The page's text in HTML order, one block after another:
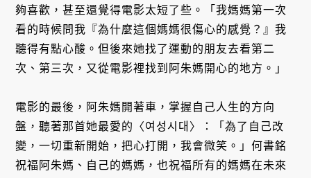
夠喜歡，甚至還覺得電影太短了些。「我媽媽第一次
看的時候問我『為什麼這個媽媽很傷心的感覺？』我
聽得有點心酸。但後來她找了運動的朋友去看第二
次、第三次，又從電影裡找到阿朱媽開心的地方。」
電影的最後，阿朱媽開著車，掌握自己人生的方向
盤，聽著那首她最愛的〈여성시대〉：「為了自己改
變，一切重新開始，把心打開，我會微笑。」何書銘
祝福阿朱媽、自己的媽媽，也祝福所有的媽媽在未來